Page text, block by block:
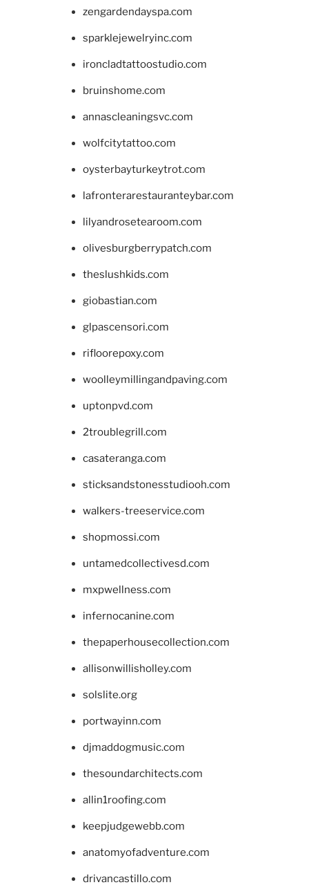
zengardendayspa.com
sparklejewelryinc.com
ironcladtattoostudio.com
bruinshome.com
annascleaningsvc.com
wolfcitytattoo.com
oysterbayturkeytrot.com
lafronterarestauranteybar.com
lilyandrosetearoom.com
olivesburgberrypatch.com
theslushkids.com
giobastian.com
glpascensori.com
rifloorepoxy.com
woolleymillingandpaving.com
uptonpvd.com
2troublegrill.com
casateranga.com
sticksandstonesstudiooh.com
walkers-treeservice.com
shopmossi.com
untamedcollectivesd.com
mxpwellness.com
infernocanine.com
thepaperhousecollection.com
allisonwillisholley.com
solslite.org
portwayinn.com
djmaddogmusic.com
thesoundarchitects.com
allin1roofing.com
keepjudgewebb.com
anatomyofadventure.com
drivancastillo.com